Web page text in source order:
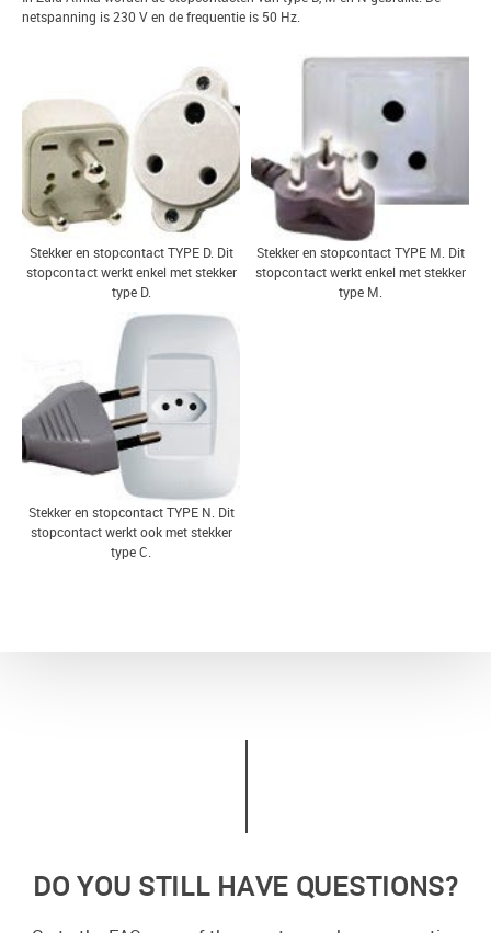
netspanning is 230 V en de frequentie is 50 Hz.
Stekker en stopcontact TYPE D. Dit
stopcontact werkt enkel met stekker
type D.
Stekker en stopcontact TYPE M. Dit
stopcontact werkt enkel met stekker
type M.
Stekker en stopcontact TYPE N. Dit
stopcontact werkt ook met stekker
type C.
DO YOU STILL HAVE QUESTIONS?